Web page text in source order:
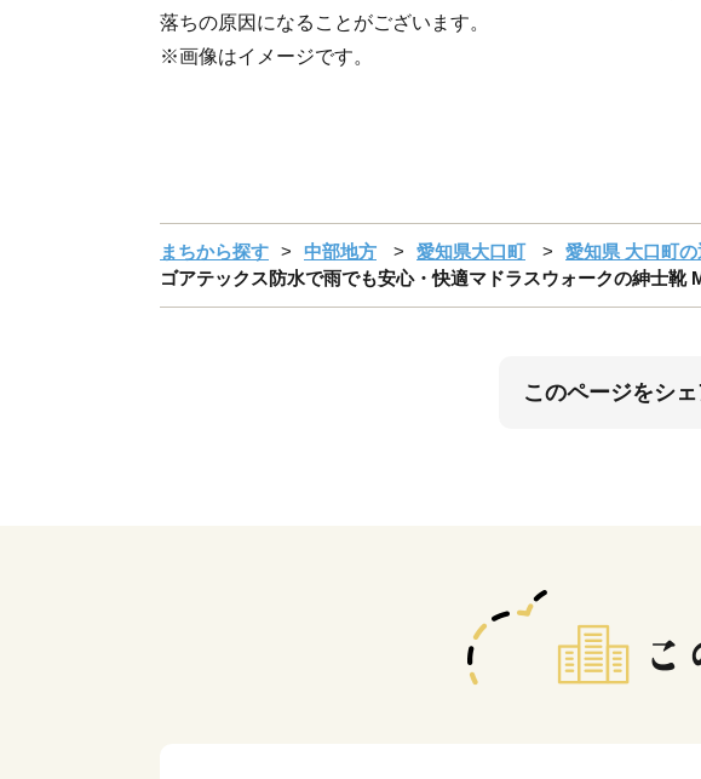
落ちの原因になることがございます。
※画像はイメージです。
まちから探す 中部地方 愛知県大口町
愛知県 大口町
ゴアテックス防水で雨でも安心・快適マドラスウォークの紳士靴
このページをシ